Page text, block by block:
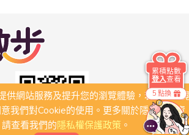
供網站服務及提升您的瀏覽體驗，若繼續瀏
我們對Cookie的使用。更多關於隱私保護資
查看我們的隱私權保護政策。
5 點換
累積點數
登入查看